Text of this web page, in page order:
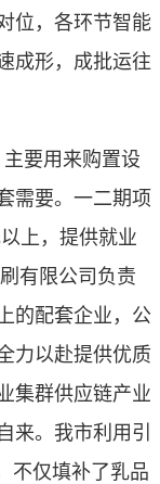
位，各环节智能
成形，成批运往
要用来购置设
需要。一二期项
上，提供就业
有限公司负责
的配套企业，公
力以赴提供优质
集群供应链产业
来。我市利用引
不仅填补了乳品